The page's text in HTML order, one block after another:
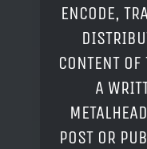
ENCODE,
CONTENT
A
POST OR